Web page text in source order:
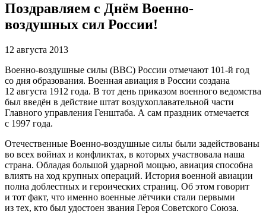
Поздравляем с Днём Военно-
воздушных сил России!
12 августа 2013
Военно-воздушные силы (ВВС) России отмечают 101-й год
со дня образования. Военная авиация в России создана
12 августа 1912 года. В тот день приказом военного ведомства
был введён в действие штат воздухоплавательной части
Главного управления Генштаба. А сам праздник отмечается
с 1997 года.
Отечественные Военно-воздушные силы были задействованы
во всех войнах и конфликтах, в которых участвовала наша
страна. Обладая большой ударной мощью, авиация способна
влиять на ход крупных операций. История военной авиации
полна доблестных и героических страниц. Об этом говорит
и тот факт, что именно военные лётчики стали первыми
из тех, кто был удостоен звания Героя Советского Союза.